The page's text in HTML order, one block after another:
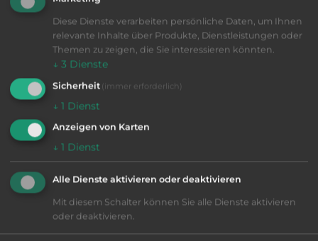
Diese Dienste verarbeiten persönliche Daten, um Ihnen
relevante Inhalte über Produkte, Dienstleistungen oder
Themen zu zeigen, die Sie interessieren könnten.
↓ 3 Dienste
Sicherheit (immer erforderlich)
↓ 1 Dienst
Anzeigen von Karten
↓ 1 Dienst
Alle Dienste aktivieren oder deaktivieren
Mit diesem Schalter können Sie alle Dienste aktivieren
oder deaktivieren.
VIB-Nr: 01-29371
TRAUB TNL 26
2008| gut |Ø26 mm|
Haupt- und Gegenspindel, 2 Revolver ,
Hochdruckanlage 120 bar, Ölnebelreiniger Büchel,
Bandfilter Resy, Späneförderer, Lademagazin FMB
turbo 3
Mehr Informationen
CNC - Langdrehmaschinen
ANFRAGE SENDEN